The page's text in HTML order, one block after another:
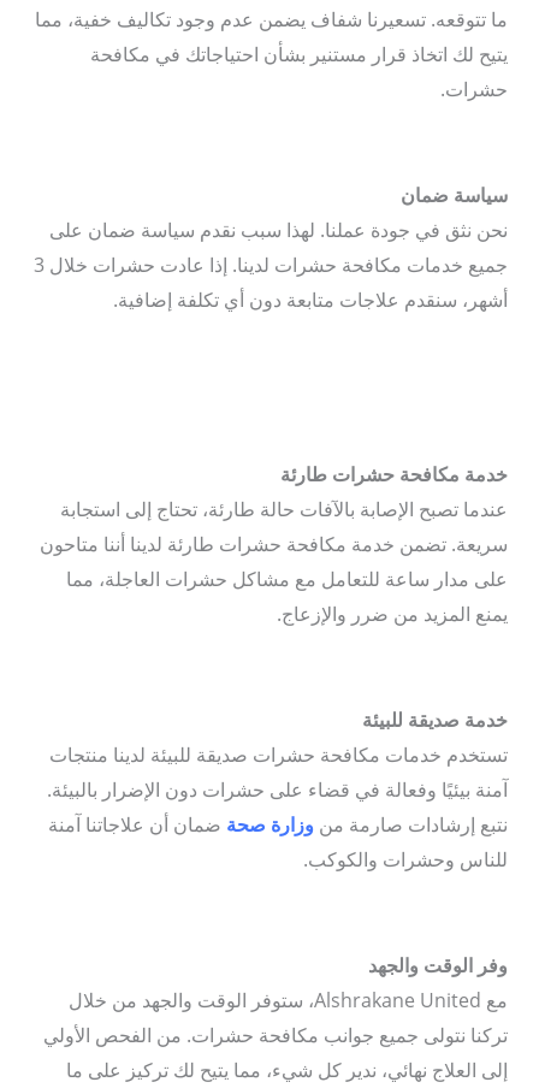
ما تتوقعه. تسعيرنا شفاف يضمن عدم وجود تكاليف خفية، مما
يتيح لك اتخاذ قرار مستنير بشأن احتياجاتك في مكافحة
حشرات.
سياسة ضمان
نحن نثق في جودة عملنا. لهذا سبب نقدم سياسة ضمان على
جميع خدمات مكافحة حشرات لدينا. إذا عادت حشرات خلال 3
أشهر، سنقدم علاجات متابعة دون أي تكلفة إضافية.
خدمة مكافحة حشرات طارئة
عندما تصبح الإصابة بالآفات حالة طارئة، تحتاج إلى استجابة
سريعة. تضمن خدمة مكافحة حشرات طارئة لدينا أننا متاحون
على مدار ساعة للتعامل مع مشاكل حشرات العاجلة، مما
يمنع المزيد من ضرر والإزعاج.
خدمة صديقة للبيئة
تستخدم خدمات مكافحة حشرات صديقة للبيئة لدينا منتجات
آمنة بيئيًا وفعالة في قضاء على حشرات دون الإضرار بالبيئة.
نتبع إرشادات صارمة من وزارة صحة ضمان أن علاجاتنا آمنة
للناس وحشرات والكوكب.
وفر الوقت والجهد
مع Alshrakane United، ستوفر الوقت والجهد من خلال
تركنا نتولى جميع جوانب مكافحة حشرات. من الفحص الأولي
إلى العلاج نهائي، ندير كل شيء، مما يتيح لك تركيز على ما